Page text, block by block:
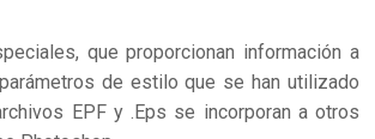
que proporcionan información a
de estilo que se han utilizado
EPF y .Eps se incorporan a otros